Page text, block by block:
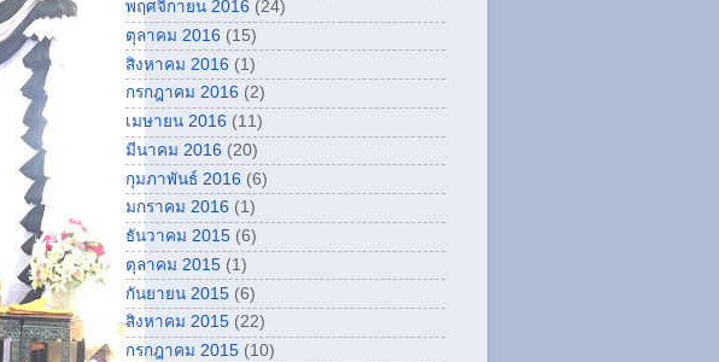
พฤศจิกายน 2016 (24)
ตุลาคม 2016 (15)
สิงหาคม 2016 (1)
กรกฎาคม 2016 (2)
เมษายน 2016 (11)
มีนาคม 2016 (20)
กุมภาพันธ์ 2016 (6)
มกราคม 2016 (1)
ธันวาคม 2015 (6)
ตุลาคม 2015 (1)
กันยายน 2015 (6)
สิงหาคม 2015 (22)
กรกฎาคม 2015 (10)